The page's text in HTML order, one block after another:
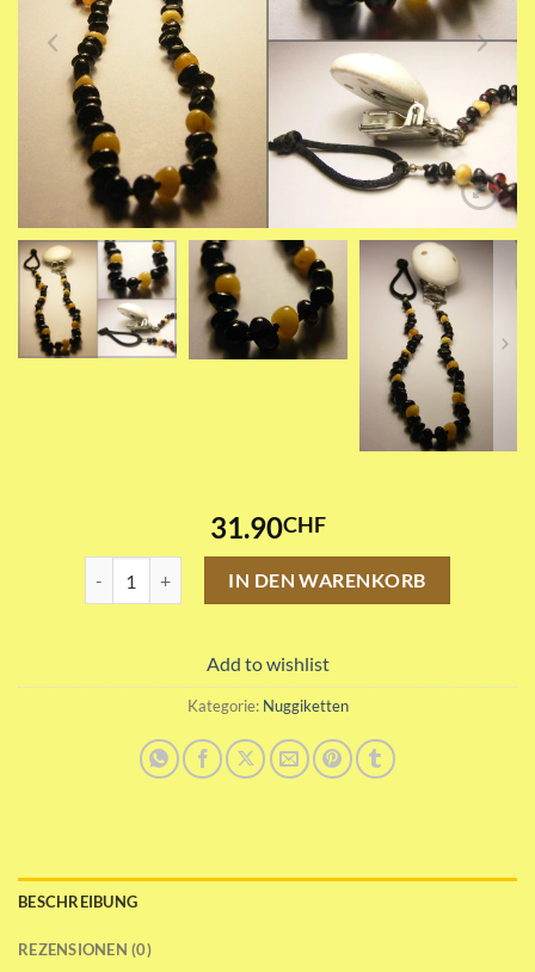
31.90CHF
IN DEN WARENKORB
Add to wishlist
Kategorie: Nuggiketten
BESCHREIBUNG
REZENSIONEN (0)